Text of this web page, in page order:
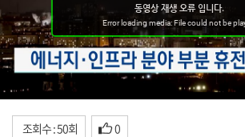
조회수 : 50회 0